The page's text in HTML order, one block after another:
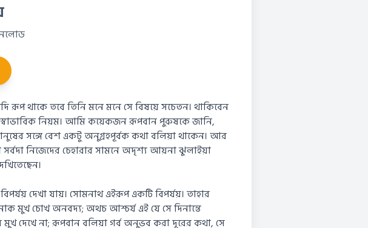
রূপ থাকে তবে তিনি মনে মনে সে বিষয়ে সচেতন। থাকিবেন
নিয়ম। আমি কয়েকজন রূপবান পুরুষকে জানি,
সঙ্গে বেশ একটু অনুগ্রহপূর্বক কথা বলিয়া থাকেন। আর
সর্বদা নিজেদের চেহারার সামনে অদৃশ্য আয়না ঝুলাইয়া
দেখা যায়। সোমনাথ এইরূপ একটি বিপর্যয়। তাহার
মুখ চোখ অনবদ্য; অথচ আশ্চর্য এই যে সে দিনান্তে
দেখে না; রূপবান বলিয়া গর্ব অনুভব করা দূরের কথা, সে